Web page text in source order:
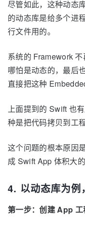
尽管如此，这种动态
的动态库是给多个进
行文件用的。
系统的 Framework
哪怕是动态的，最后
直接把这种
上面提到的 Swift 也
种是把代码拷贝到工
这个问题的根本原因
成 Swift App 体积大
4. 以动态库为例
第一步：创建 App